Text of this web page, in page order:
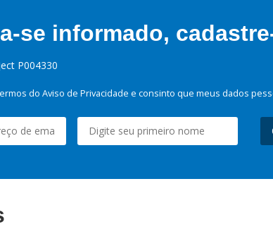
se informado,
P004330
do Aviso de Privacidade e consinto que meus dados